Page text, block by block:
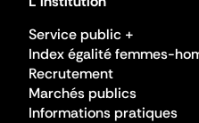
Service public +
Index égalité femmes-
Recrutement
Marchés publics
Informations pratiques